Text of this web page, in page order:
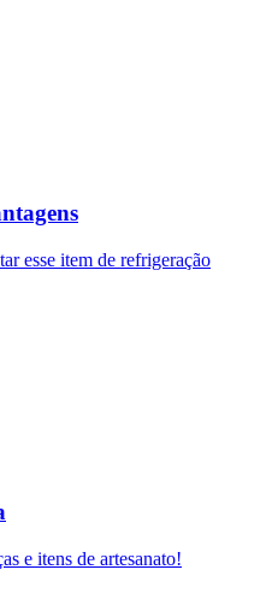
esse item de refrigeração
e itens de artesanato!